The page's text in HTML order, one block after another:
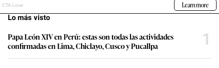
Lo más visto
Papa León XIV en Perú: estas son todas las actividades
confirmadas en Lima, Chiclayo, Cusco y Pucallpa
1